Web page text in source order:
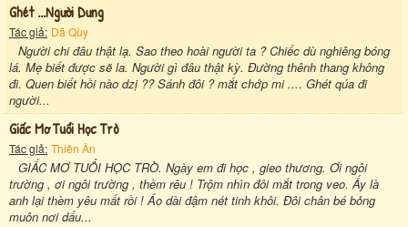
Ghét ...người Dưng
Tác giả: Dã Qùy
Người chi đâu thật lạ. Sao theo hoài người ta ? Chiếc dù nghiêng bóng
lá. Mẹ biết được sẽ la. Người gì đâu thật kỳ. Đường thênh thang không
đi. Quen biết hồi nào dzị ?? Sánh đôi ? mắt chớp mi .... Ghét qúa đi
người...
Giấc Mơ Tuổi Học Trò
Tác giả: Thiên Ân
GIẤC MƠ TUỔI HỌC TRÒ. Ngày em đi học , gieo thương. Ơi ngôi
trường , ơi ngôi trường , thềm rêu ! Trộm nhìn đôi mắt trong veo. Ấy là
anh lại thèm yêu mất rồi ! Áo dài đậm nét tinh khôi. Đôi chân bé bỏng
muôn nơi dấu...